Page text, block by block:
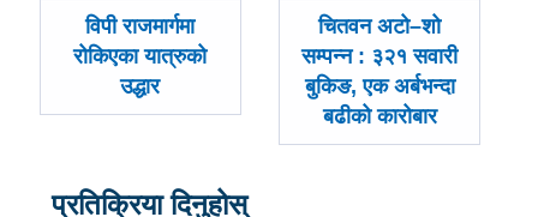
पछिल्लाे
-
विपी राजमार्गमा
रोकिएका यात्रुको
उद्धार
अघिल्लाे
-
चितवन अटो–शो
सम्पन्न : ३२१ सवारी
बुकिङ, एक अर्बभन्दा
बढीको कारोबार
प्रतिक्रिया दिनुहोस्